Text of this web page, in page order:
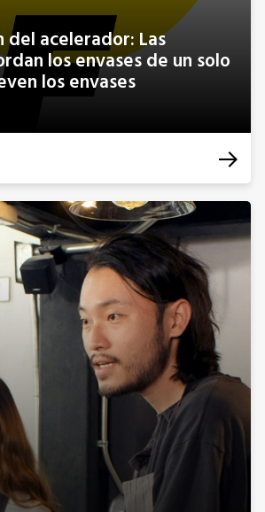
del acelerador: Las
los envases de un solo
los envases